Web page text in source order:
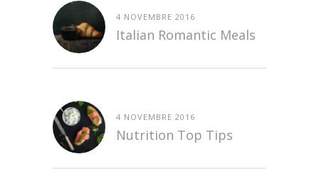
4 NOVEMBRE 2016
Italian Romantic Meals
4 NOVEMBRE 2016
Nutrition Top Tips